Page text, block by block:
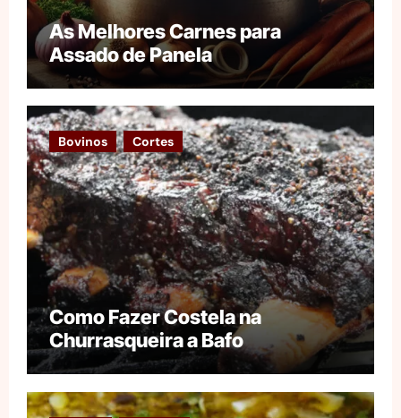
As Melhores Carnes para
Assado de Panela
Bovinos Cortes
Como Fazer Costela na
Churrasqueira a Bafo